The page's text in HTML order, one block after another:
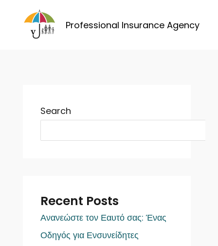
content
Professional Insurance Agency
Search
Recent Posts
Ανανεώστε τον Εαυτό σας: Ένας
Οδηγός για Ενσυνείδητες